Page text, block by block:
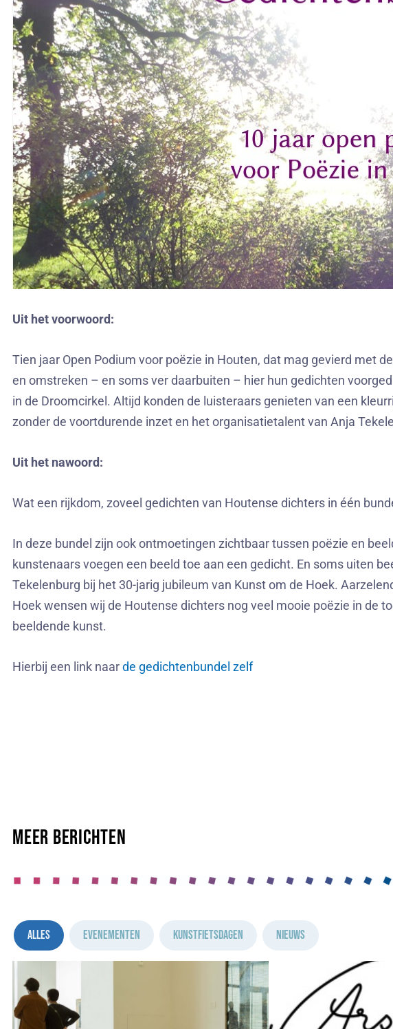
Uit het voorwoord:
Tien jaar Open Podium voor poëzie in Houten, dat mag gevierd met
en omstreken – en soms ver daarbuiten – hier hun gedichten
in de Droomcirkel. Altijd konden de luisteraars genieten van een
zonder de voortdurende inzet en het organisatietalent van Anja
Uit het nawoord:
Wat een rijkdom, zoveel gedichten van Houtense dichters in één
In deze bundel zijn ook ontmoetingen zichtbaar tussen poëzie en
kunstenaars voegen een beeld toe aan een gedicht. En soms uiten
Tekelenburg bij het 30-jarig jubileum van Kunst om de Hoek.
Hoek wensen wij de Houtense dichters nog veel mooie poëzie in de
beeldende kunst.
Hierbij een link naarde gedichtenbundel zelf
meer berichten
Alles Evenementen Kunstfietsdagen Nieuws